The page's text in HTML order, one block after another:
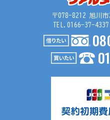
〒078-8212 旭川市
TEL.0166-37-